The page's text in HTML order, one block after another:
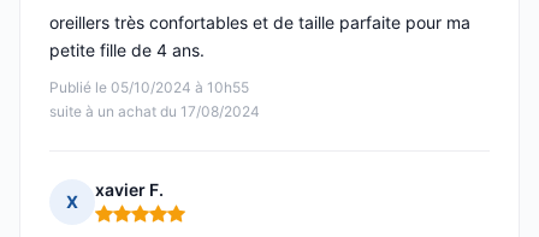
Publié le 05/10/2024 à 10h55
suite à un achat du 17/08/2024
oreillers très confortables et de taille parfaite pour ma
petite fille de 4 ans.
X
xavier F.
Note : 5 sur 5